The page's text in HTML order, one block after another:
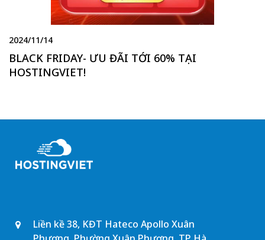
2024/11/14
BLACK FRIDAY- ƯU ĐÃI TỚI 60% TẠI
HOSTINGVIET!
Liền kề 38, KĐT Hateco Apollo Xuân